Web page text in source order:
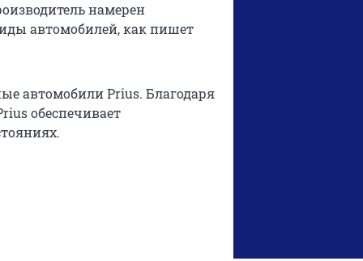
намерен
автомобилей, как пишет
автомобили Prius. Благодаря
обеспечивает